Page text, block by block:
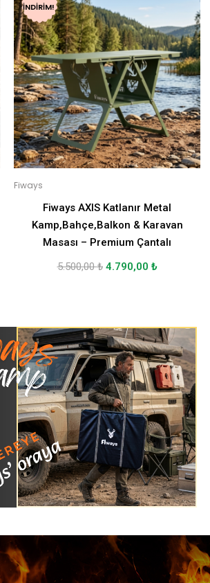
İNDIRIM!
Fiways
Fiways AXIS Katlanır Metal
Kamp,Bahçe,Balkon & Karavan
Masası – Premium Çantalı
5.500,00₺ 4.790,00 ₺